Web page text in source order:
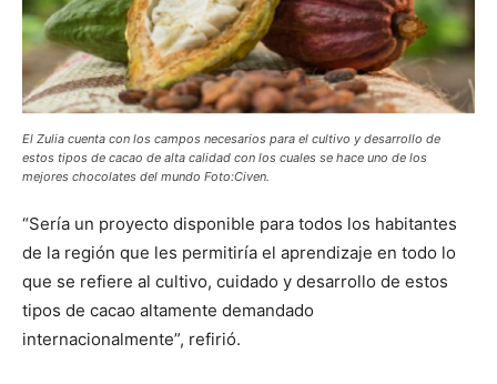
El Zulia cuenta con los campos necesarios para el cultivo y desarrollo de
estos tipos de cacao de alta calidad con los cuales se hace uno de los
mejores chocolates del mundo Foto:Civen.
“Sería un proyecto disponible para todos los habitantes
de la región que les permitiría el aprendizaje en todo lo
que se refiere al cultivo, cuidado y desarrollo de estos
tipos de cacao altamente demandado
internacionalmente”, refirió.